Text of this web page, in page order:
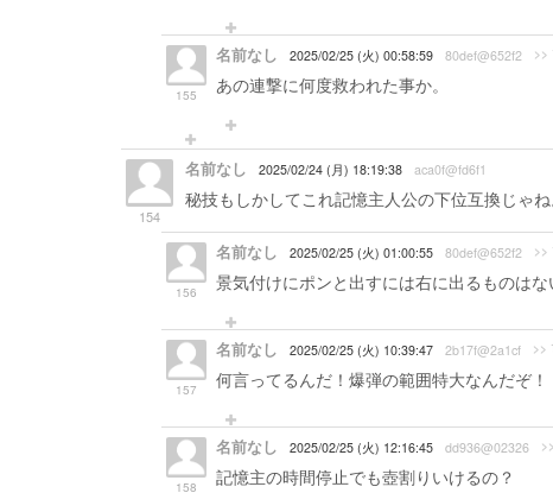
155
名前なし 2025/02/25 (火) 00:58:59 80def@652f2 >>
あの連撃に何度救われた事か。
154
名前なし 2025/02/24 (月) 18:19:38 aca0f@fd6f1
秘技もしかしてこれ記憶主人公の下位互換じゃ
156
名前なし 2025/02/25 (火) 01:00:55 80def@652f2 >>
景気付けにポンと出すには右に出るものは
157
名前なし 2025/02/25 (火) 10:39:47 2b17f@2a1cf >>
何言ってるんだ！爆弾の範囲特大なんだぞ！
158
名前なし 2025/02/25 (火) 12:16:45 dd936@02326
記憶主の時間停止でも壺割りいけるの？